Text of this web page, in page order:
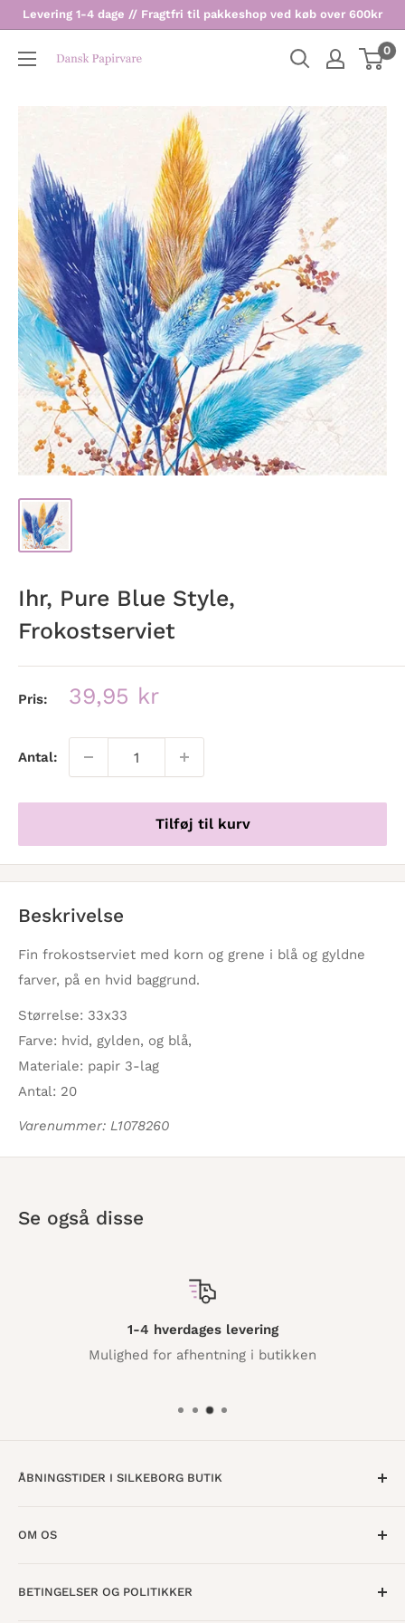
Levering 1-4 dage // Fragtfri til pakkeshop ved køb over 600kr
Dansk
0
Ihr, Pure Blue Style,
Frokostserviet
Pris: Udsalgspris
39,95 kr
Antal:
Tilføj til kurv
Beskrivelse
Fin frokostserviet med korn og grene i blå og gyldne
farver, på en hvid baggrund.
Størrelse: 33x33
Farve: hvid, gylden, og blå,
Materiale: papir 3-lag
Antal: 20
Varenummer: L1078260
Se også disse
1-4 hverdages levering
Mulighed for afhentning i butikken
ÅBNINGSTIDER I SILKEBORG BUTIK
Fredag · 10:00 - 18:00
Vestergade 8
OM OS
Find butik
BETINGELSER OG POLITIKKER